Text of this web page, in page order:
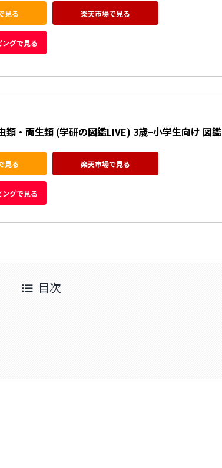
見る 楽天市場で見る
グで見る
類・両生類 (学研の図鑑LIVE) 3歳~小学生向け 図鑑
見る 楽天市場で見る
グで見る
目次